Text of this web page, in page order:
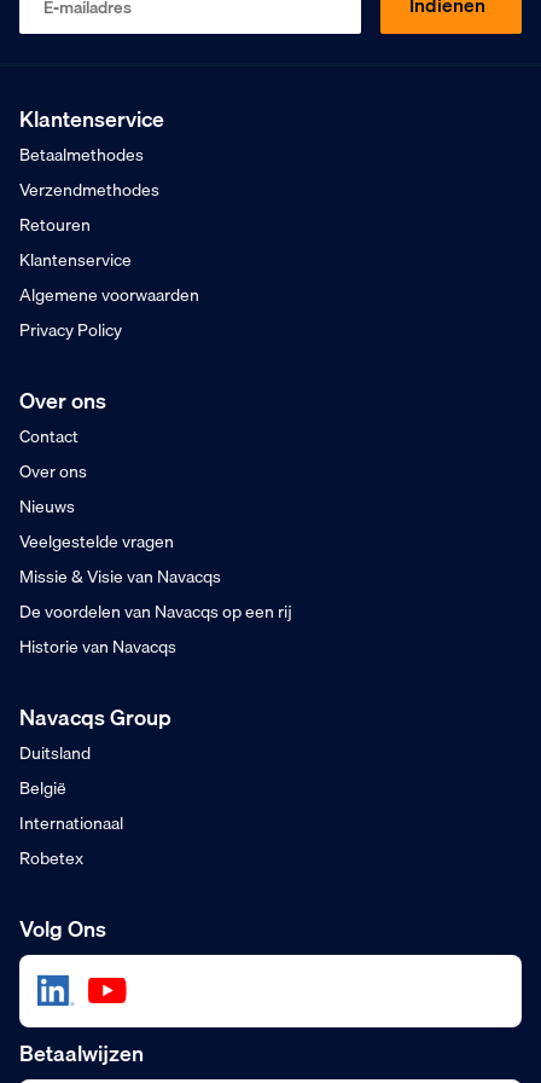
Op basis van 453 beoordelingen
Kopen op rekening
Vanaf €75,- excl. BTW
Zaterdag besteld
Dinsdag in huis
E-mailadres
Klantenservice
Betaalmethodes
Verzendmethodes
Retouren
Klantenservice
Algemene voorwaarden
Privacy Policy
Over ons
Contact
Over ons
Nieuws
Veelgestelde vragen
Missie & Visie van Navacqs
De voordelen van Navacqs op een rij
Historie van Navacqs
Navacqs Group
Duitsland
België
Internationaal
Robetex
Volg Ons
Betaalwijzen